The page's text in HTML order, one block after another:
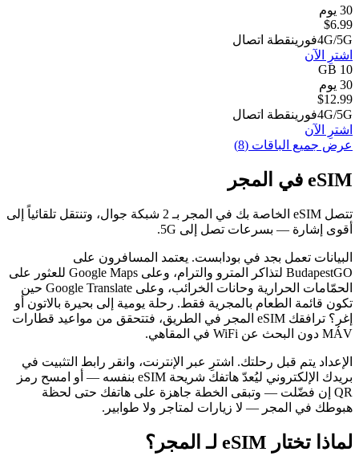
30 يوم
$6.99
4G/5Gفورينقطة اتصال
اشترِ الآن
10 GB
30 يوم
$12.99
4G/5Gفورينقطة اتصال
اشترِ الآن
عرض جميع الباقات (8)
eSIM في المجر
تتصل eSIM الخاصة بك في المجر بـ 2 شبكة جوال، وتنتقل تلقائياً إلى
أقوى إشارة — بسرعات تصل إلى 5G.
البيانات تعمل بجد في بودابست. يعتمد المسافرون على
BudapestGO لتذاكر المترو والترام، وعلى Google Maps للعثور على
الحمّامات الحرارية وحانات الخرائب، وعلى Google Translate حين
تكون قائمة الطعام بالمجرية فقط. رحلة يومية إلى بحيرة بالاتون أو
إغر؟ ترافقك eSIM المجر في الطريق، فتتحقق من مواعيد قطارات
MÁV دون البحث عن WiFi في المقاهي.
الإعداد يتم قبل رحلتك. اشترِ عبر الإنترنت، وانقر رابط التثبيت في
بريدك الإلكتروني ليُعدّ هاتفك شريحة eSIM بنفسه — أو امسح رمز
QR إن فضّلت — وتبقى الخطة جاهزة على هاتفك حتى لحظة
هبوطك في المجر — لا زيارات لمتاجر ولا طوابير.
لماذا تختار eSIM لـ المجر؟